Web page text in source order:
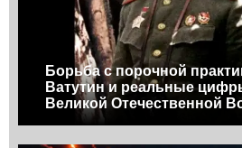
Борьба с порочной
Ватутин и реальные
Великой Отечественной